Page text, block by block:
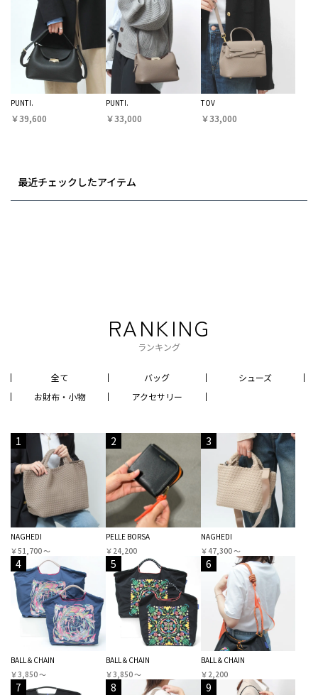
PUNTI.
￥39,600
PUNTI.
￥33,000
TOV
￥33,000
最近チェックしたアイテム
RANKING
ランキング
全て バッグ
シューズ
お財布・小物
アクセサリー
1
NAGHEDI
￥51,700 〜
2
PELLE BORSA
￥24,200
3
NAGHEDI
￥47,300 〜
4
BALL＆CHAIN
￥3,850 〜
5
BALL＆CHAIN
￥3,850 〜
6
BALL＆CHAIN
￥2,200
7 8 9